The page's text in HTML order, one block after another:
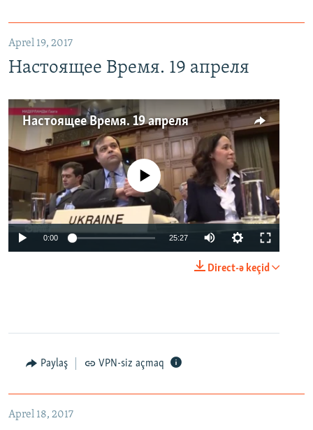
Aprel 19, 2017
Настоящее Время. 19 апреля
Настоящее Время. 19 апреля
No media source currently available
0:00 25:27
Direct-ə keçid
Paylaş VPN-siz açmaq
Aprel 18, 2017